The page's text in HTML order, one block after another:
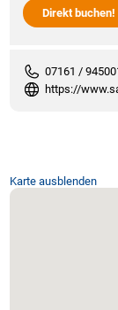
Direkt buchen!
07161 /
https://
Karte ausblenden